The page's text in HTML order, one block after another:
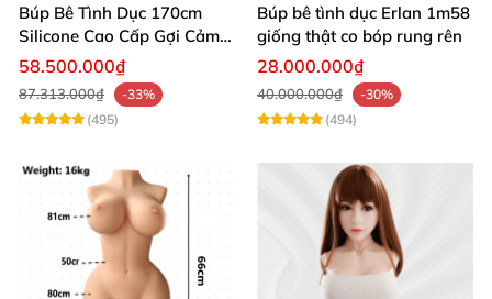
Búp Bê Tình Dục 170cm
Silicone Cao Cấp Gợi Cảm
Giống Thật
58.500.000₫
87.313.000₫
-33%
(495)
Búp bê tình dục Erlan 1m58
giống thật co bóp rung rên
28.000.000₫
40.000.000₫
-30%
(494)